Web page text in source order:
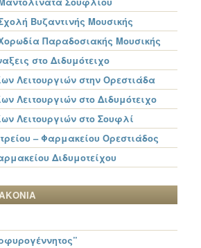
Βυζαντινής Μουσικής
Παραδοσιακής Μουσικής
στο Διδυμότειχο
Λειτουργιών στην Ορεστιάδα
Λειτουργιών στο Διδυμότειχο
Λειτουργιών στο Σουφλί
– Φαρμακείου Ορεστιάδος
Διδυμοτείχου